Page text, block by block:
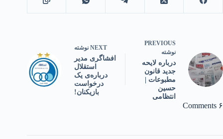
PREVIOUS
نوشته
درباره لایحه
جدید قانون
مطبوعات |
حسین
انتظامی
NEXT نوشته
افشاگری مدیر
استقلال
درباره‌ی یک
درخواست
بازیکنان!
۶ Comments